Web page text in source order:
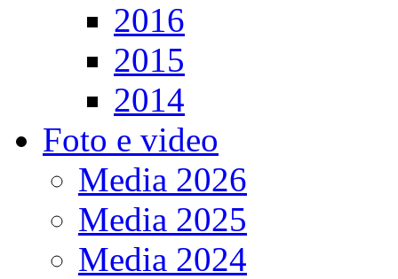
2016
2015
2014
Foto e video
Media 2026
Media 2025
Media 2024